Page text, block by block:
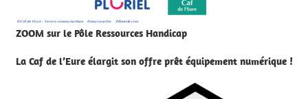
ZOOM sur le Pôle Ressources Handicap
La Caf de l’Eure élargit son offre prêt équipement numérique !